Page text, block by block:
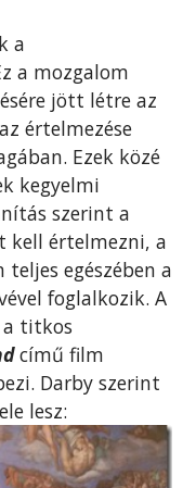
a
a mozgalom
jött létre az
értelmezése
Ezek közé
kegyelmi
szerint a
kell értelmezni, a
teljes egészében a
foglalkozik. A
a titkos
című film
Darby szerint
lesz: